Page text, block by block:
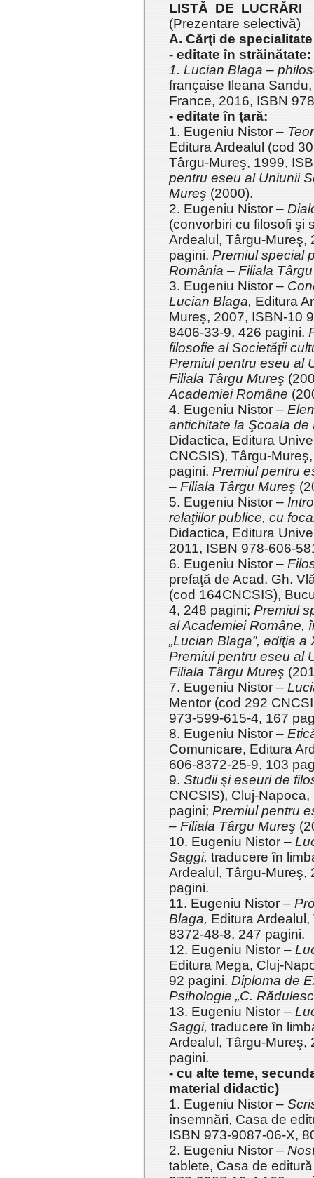
LISTĂ DE LUCRĂRI
(Prezentare selectivă)
A. Cărţi de
- editate în străinătate:
1. Lucian Blaga –
française Ileana Sandu,
France, 2016, ISBN
- editate în ţară:
1. Eugeniu Nistor –
Editura Ardealul (cod
Târgu-Mureş, 1999,
pentru eseu al Uniunii
Mureş (2000).
2. Eugeniu Nistor –
(convorbiri cu filosofi şi
Ardealul, Târgu-Mureş,
pagini. Premiul special
România – Filiala
3. Eugeniu Nistor –
Lucian Blaga, Editura
Mureş, 2007, ISBN-10
8406-33-9, 426 pagini.
filosofie al Societăţii
Premiul pentru eseu al
Filiala Târgu Mureş
Academiei Române
4. Eugeniu Nistor –
antichitate la Şcoala de
Didactica, Editura
CNCSIS), Târgu-
pagini. Premiul pentru
– Filiala Târgu Mureş
5. Eugeniu Nistor –
relaţiilor publice, cu
Didactica, Editura
2011, ISBN 978-606-
6. Eugeniu Nistor –
prefaţă de Acad. Gh.
(cod 164CNCSIS),
4, 248 pagini; Premiul
al Academiei Române,
„Lucian Blaga”, ediţia
Premiul pentru eseu al
Filiala Târgu Mureş
7. Eugeniu Nistor –
Mentor (cod 292
973-599-615-4, 167
8. Eugeniu Nistor –
Comunicare, Editura
606-8372-25-9, 103
9. Studii şi eseuri de
CNCSIS), Cluj-
pagini; Premiul pentru
– Filiala Târgu Mureş
10. Eugeniu Nistor –
Saggi, traducere în
Ardealul, Târgu-Mureş,
pagini.
11. Eugeniu Nistor –
Blaga, Editura
8372-48-8, 247 pagini.
12. Eugeniu Nistor –
Editura Mega, Cluj-
92 pagini. Diploma de
Psihologie „C.
13. Eugeniu Nistor –
Saggi, traducere în
Ardealul, Târgu-Mureş,
pagini.
- cu alte teme,
material didactic)
1. Eugeniu Nistor –
însemnări, Casa de
ISBN 973-9087-06-X,
2. Eugeniu Nistor –
tablete, Casa de